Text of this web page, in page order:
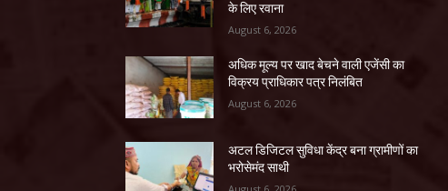
के लिए रवाना
August 6, 2026
अधिक मूल्य पर खाद बेचने वाली एजेंसी का
विक्रय प्राधिकार पत्र निलंबित
August 6, 2026
अटल डिजिटल सुविधा केंद्र बना ग्रामीणों का
भरोसेमंद साथी